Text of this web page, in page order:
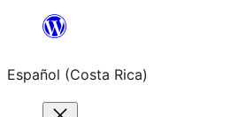
Saltar
contenido
Español (Costa Rica)